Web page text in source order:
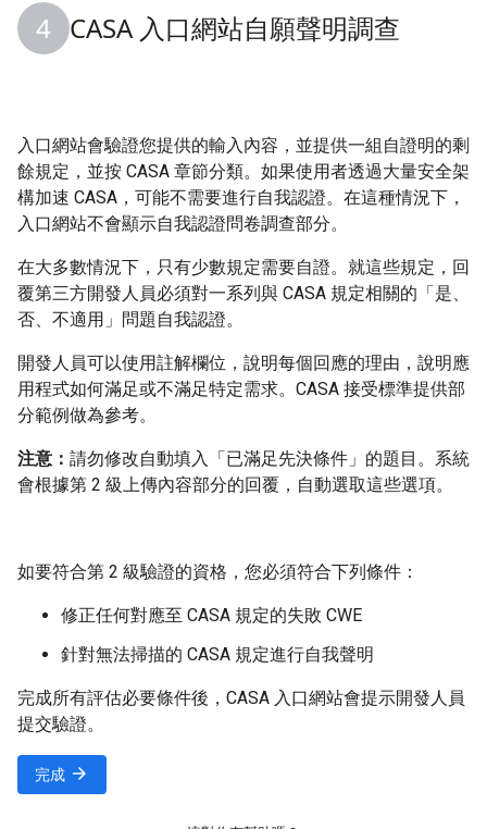
CASA 入口網站自願聲明調查
入口網站會驗證您提供的輸入內容，並提供一組自證明的剩
餘規定，並按 CASA 章節分類。如果使用者透過大量安全架
構加速 CASA，可能不需要進行自我認證。在這種情況下，
入口網站不會顯示自我認證問卷調查部分。
在大多數情況下，只有少數規定需要自證。就這些規定，回
覆第三方開發人員必須對一系列與 CASA 規定相關的「是、
否、不適用」問題自我認證。
開發人員可以使用註解欄位，說明每個回應的理由，說明應
用程式如何滿足或不滿足特定需求。CASA 接受標準提供部
分範例做為參考。
注意： 請勿修改自動填入「已滿足先決條件」的題目。系統
會根據第 2 級上傳內容部分的回覆，自動選取這些選項。
如要符合第 2 級驗證的資格，您必須符合下列條件：
修正任何對應至 CASA 規定的失敗 CWE
針對無法掃描的 CASA 規定進行自我聲明
完成所有評估必要條件後，CASA 入口網站會提示開發人員
提交驗證。
完成 arrow_forward